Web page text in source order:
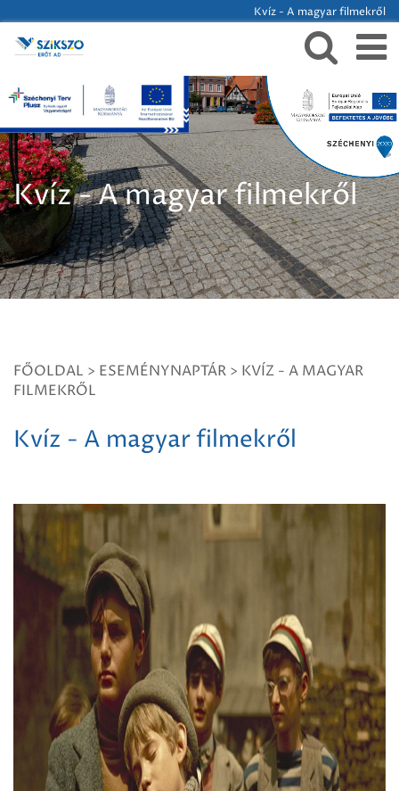
Kvíz - A magyar filmekről
Kvíz - A magyar filmekről
FŐOLDAL > ESEMÉNYNAPTÁR > KVÍZ - A MAGYAR
FILMEKRŐL
Kvíz - A magyar filmekről